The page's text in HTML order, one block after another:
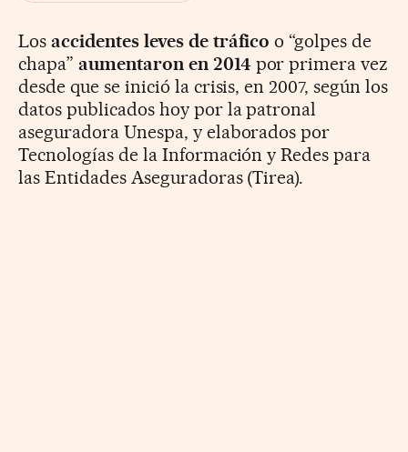
Los accidentes leves de tráfico o “golpes de
chapa” aumentaron en 2014 por primera vez
desde que se inició la crisis, en 2007, según los
datos publicados hoy por la patronal
aseguradora Unespa, y elaborados por
Tecnologías de la Información y Redes para
las Entidades Aseguradoras (Tirea).